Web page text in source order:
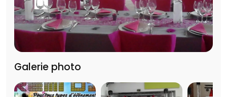
Galerie photo